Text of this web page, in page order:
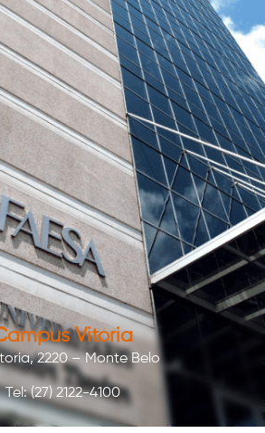
Vitória
2220 – Monte Belo
Tel: (27) 2122-4100
SAIBA MAIS